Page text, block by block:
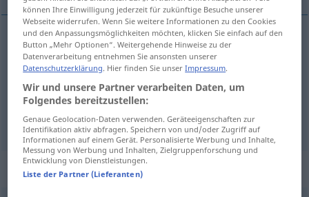
bijzonder besonders
’tbijzonder,vooral besondersvor allem
afzonderlijk besondersgetrennt
Synonyme für "besonders"
können Ihre Einwilligung jederzeit für zukünftige Besuche unserer
Webseite widerrufen. Wenn Sie weitere Informationen zu den Cookies
und den Anpassungsmöglichkeiten möchten, klicken Sie einfach auf den
Button „Mehr Optionen“. Weitergehende Hinweise zu der
Datenverarbeitung entnehmen Sie ansonsten unserer
Datenschutzerklärung. Hier finden Sie unserImpressum.
Wir und unsere Partner verarbeiten Daten, um
Folgendes bereitzustellen:
Genaue Geolocation-Daten verwenden. Geräteeigenschaften zur
Identifikation aktiv abfragen. Speichern von und/oder Zugriff auf
Informationen auf einem Gerät. Personalisierte Werbung und Inhalte,
Messung von Werbung und Inhalten, Zielgruppenforschung und
Entwicklung von Dienstleistungen.
Liste der Partner (Lieferanten)